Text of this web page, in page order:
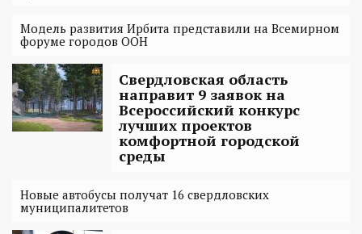
Модель развития Ирбита представили на Всемирном
форуме городов ООН
Свердловская область
направит 9 заявок на
Всероссийский конкурс
лучших проектов
комфортной городской
среды
Новые автобусы получат 16 свердловских
муниципалитетов